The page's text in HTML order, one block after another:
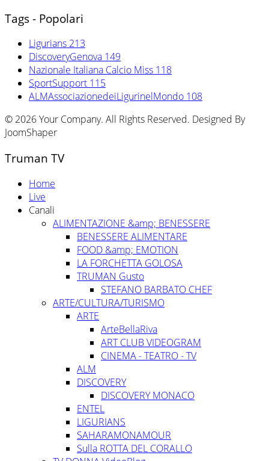
Tags - Popolari
Ligurians 213
DiscoveryGenova 149
Nazionale Italiana Calcio Miss 118
SportSupport 115
ALMAssociazionedeiLigurinelMondo 108
© 2026 Your Company. All Rights Reserved. Designed By
JoomShaper
Truman TV
Home
Live
Canali
ALIMENTAZIONE &amp; BENESSERE
BENESSERE ALIMENTARE
FOOD &amp; EMOTION
LA FORCHETTA GOLOSA
TRUMAN Gusto
STEFANO BARBATO CHEF
ARTE/CULTURA/TURISMO
ARTE
ArteBellaRiva
ART CLUB VIDEOGRAM
CINEMA - TEATRO - TV
ALM
DISCOVERY
DISCOVERY MONACO
ENTEL
LIGURIANS
SAHARAMONAMOUR
Sulla ROTTA DEL CORALLO